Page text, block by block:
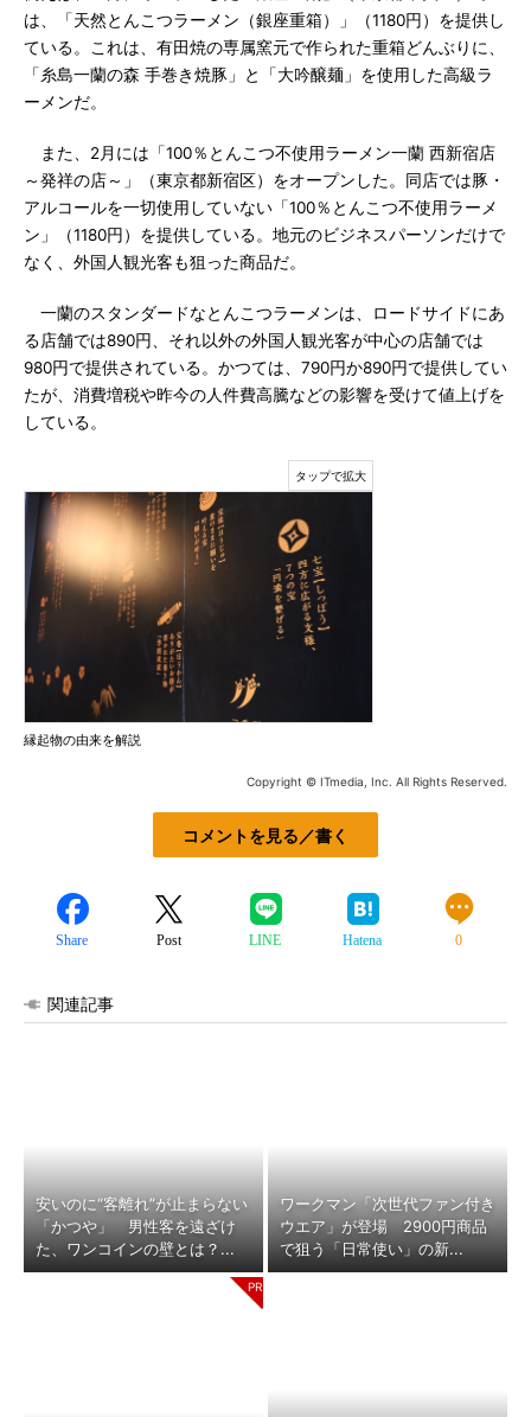
は、「天然とんこつラーメン（銀座重箱）」（1180円）を提供し
ている。これは、有田焼の専属窯元で作られた重箱どんぶりに、
「糸島一蘭の森 手巻き焼豚」と「大吟醸麺」を使用した高級ラ
ーメンだ。
また、2月には「100％とんこつ不使用ラーメン一蘭 西新宿店
～発祥の店～」（東京都新宿区）をオープンした。同店では豚・
アルコールを一切使用していない「100％とんこつ不使用ラーメ
ン」（1180円）を提供している。地元のビジネスパーソンだけで
なく、外国人観光客も狙った商品だ。
一蘭のスタンダードなとんこつラーメンは、ロードサイドにあ
る店舗では890円、それ以外の外国人観光客が中心の店舗では
980円で提供されている。かつては、790円か890円で提供してい
たが、消費増税や昨今の人件費高騰などの影響を受けて値上げを
している。
縁起物の由来を解説
Copyright © ITmedia, Inc. All Rights Reserved.
コメントを見る／書く
Share Post LINE Hatena 0
関連記事
安いのに“客離れ”が止まらない
「かつや」 男性客を遠ざけ
た、ワンコインの壁とは？...
ワークマン「次世代ファン付き
ウエア」が登場 2900円商品
で狙う「日常使い」の新...